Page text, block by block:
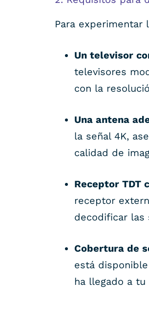
Para experimentar
Un televisor
televisores
con la
Una antena
la señal 4K,
calidad de
Receptor TDT
receptor
decodificar las
Cobertura de
está
ha llegado a tu